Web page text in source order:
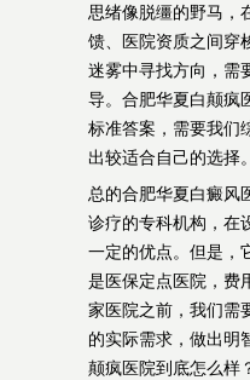
思绪像脱缰的野马，
馈、医院资质之间穿
迷雾中寻找方向，需
导。合肥华夏白颠疯
标准答案，需要我们
出较适合自己的选择。
总的合肥华夏白癜风
诊疗的专科机构，在
一定的优点。但是，
是医保定点医院，费
家医院之前，我们需
的实际需求，做出明
颠疯医院到底怎么样